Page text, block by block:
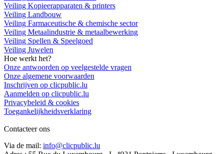
Veiling Kopieerapparaten & printers
Veiling Landbouw
Veiling Farmaceutische & chemische sector
Veiling Metaalindustrie & metaalbewerking
Veiling Spellen & Speelgoed
Veiling Juwelen
Hoe werkt het?
Onze antwoorden op veelgestelde vragen
Onze algemene voorwaarden
Inschrijven op clicpublic.lu
Aanmelden op clicpublic.lu
Privacybeleid & cookies
Toegankelijkheidsverklaring
Contacteer ons
Via de mail: info@clicpublic.lu